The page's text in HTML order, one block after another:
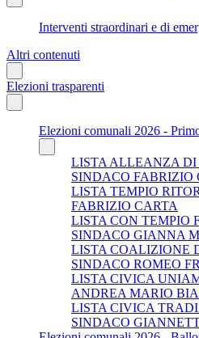
Interventi straordinari e di
Altri contenuti
Elezioni trasparenti
Elezioni comunali 2026 -
LISTA ALLEANZA DI
SINDACO FABRIZIO
LISTA TEMPIO
FABRIZIO CARTA
LISTA CON TEMPIO
SINDACO GIANNA
LISTA COALIZIONE
SINDACO ROMEO
LISTA CIVICA
ANDREA MARIO
LISTA CIVICA
SINDACO